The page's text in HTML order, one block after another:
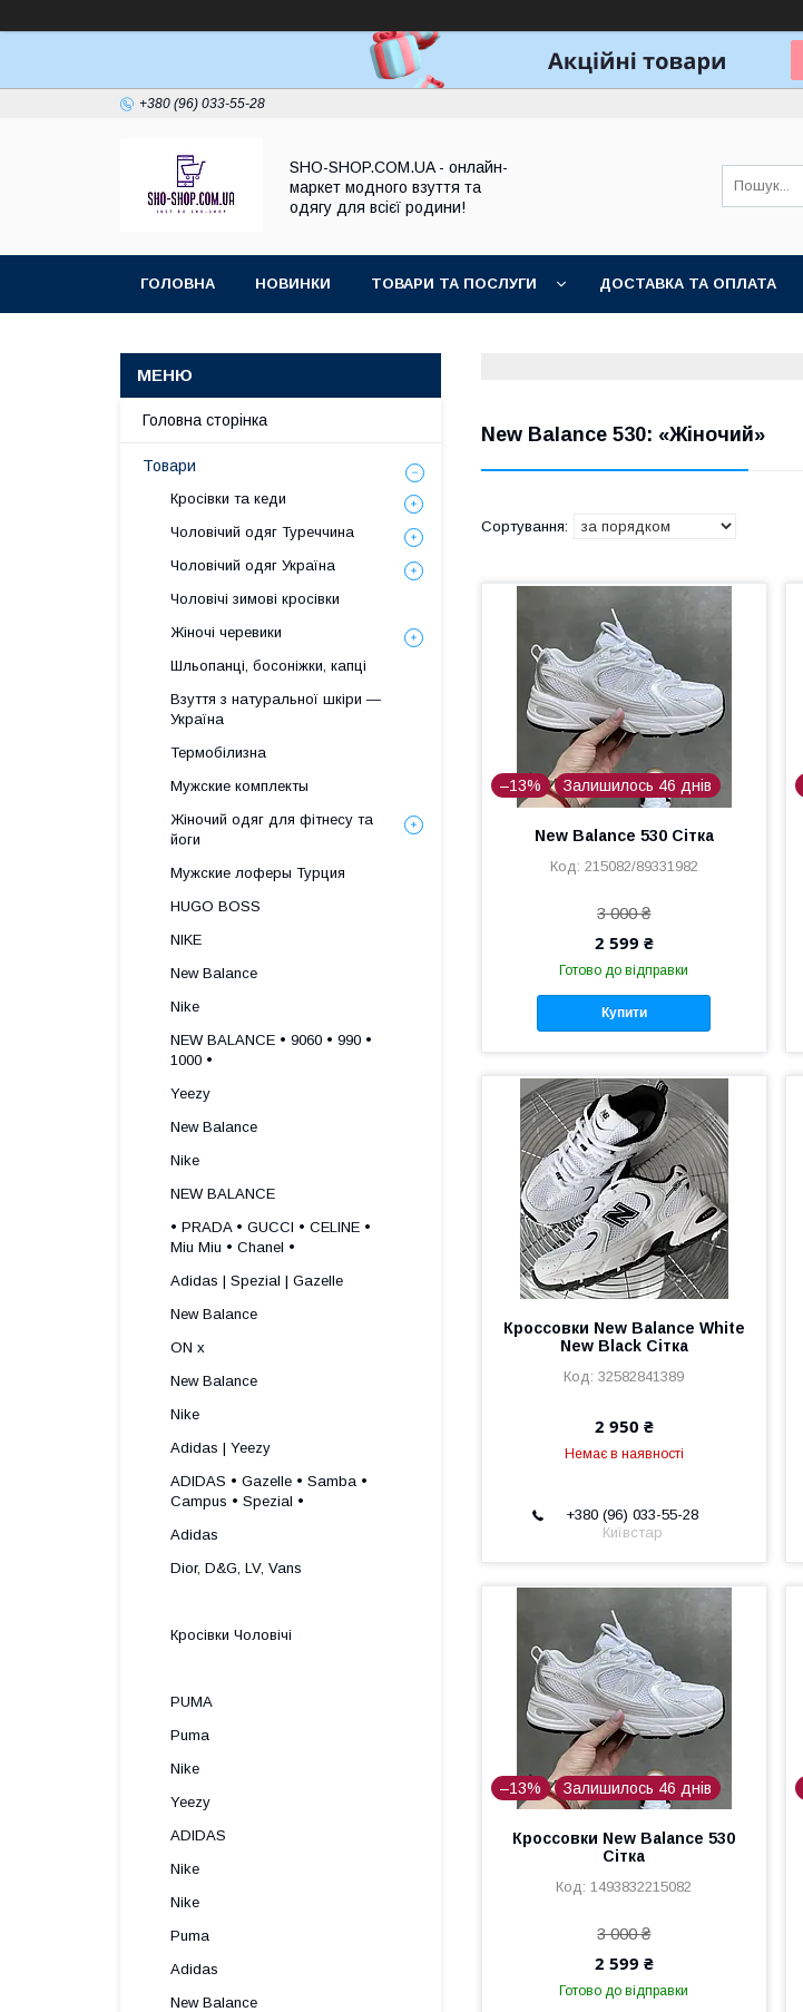
+380 (96) 033-55-28
SHO-SHOP.COM.UA - онлайн-
маркет модного взуття та
одягу для всієї родини!
ГОЛОВНА НОВИНКИ ТОВАРИ ТА ПОСЛУГИ ДОСТАВКА ТА ОПЛАТА
New Balance 530: «Жіночий»
–13% Залишилось 46 днів
New Balance 530 Сітка
215082/89331982
3 000 ₴
2 599 ₴
Готово до відправки
Купити
Кроссовки New Balance White
New Black Сітка
32582841389
2 950 ₴
Немає в наявності
+380 (96) 033-55-28
Київстар
–13% Залишилось 46 днів
Кроссовки New Balance 530
Сітка
1493832215082
3 000 ₴
2 599 ₴
Готово до відправки
Головна сторінка
Товари
Кросівки та кеди
Чоловічий одяг Туреччина
Чоловічий одяг Україна
Чоловічі зимові кросівки
Жіночі черевики
Шльопанці, босоніжки, капці
Взуття з натуральної шкіри —
Україна
Термобілизна
Мужские комплекты
Жіночий одяг для фітнесу та
йоги
Мужские лоферы Турция
HUGO BOSS
NIKE
New Balance
Nike
NEW BALANCE • 9060 • 990 •
1000 •
Yeezy
New Balance
Nike
NEW BALANCE
• PRADA • GUCCI • CELINE •
Miu Miu • Chanel •
Adidas | Spezial | Gazelle
New Balance
ON x
New Balance
Nike
Adidas | Yeezy
ADIDAS • Gazelle • Samba •
Campus • Spezial •
Adidas
Dior, D&G, LV, Vans
Кросівки Чоловічі
PUMA
Puma
Nike
Yeezy
ADIDAS
Nike
Nike
Puma
Adidas
New Balance